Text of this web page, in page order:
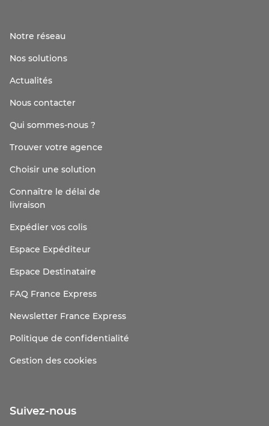
Notre réseau
Nos solutions
Actualités
Nous contacter
Qui sommes-nous ?
Trouver votre agence
Choisir une solution
Connaître le délai de
livraison
Expédier vos colis
Espace Expéditeur
Espace Destinataire
FAQ France Express
Newsletter France Express
Politique de confidentialité
Gestion des cookies
Suivez-nous